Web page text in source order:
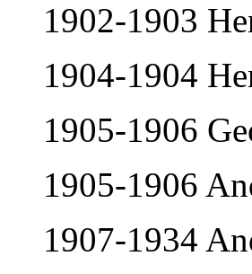
1902-1903
1904-1904
1905-1906
1905-1906
1907-1934